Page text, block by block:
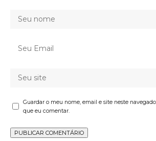
Guardar o meu nome, email e site neste
que eu comentar.